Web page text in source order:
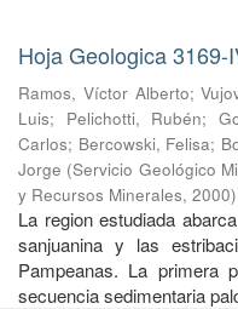
Hoja Geologica 3169-
Ramos, Víctor Alberto;
Luis; Pelichotti, Rubén;
Carlos; Bercowski, Felisa;
Jorge (Servicio Geológico
y Recursos Minerales, 2000)
La region estudiada
sanjuanina y las
Pampeanas. La primera
secuencia sedimentaria